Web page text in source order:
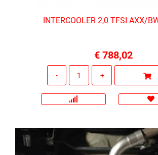
INTERCOOLER 2,0 TFSI AXX/
€ 788,02